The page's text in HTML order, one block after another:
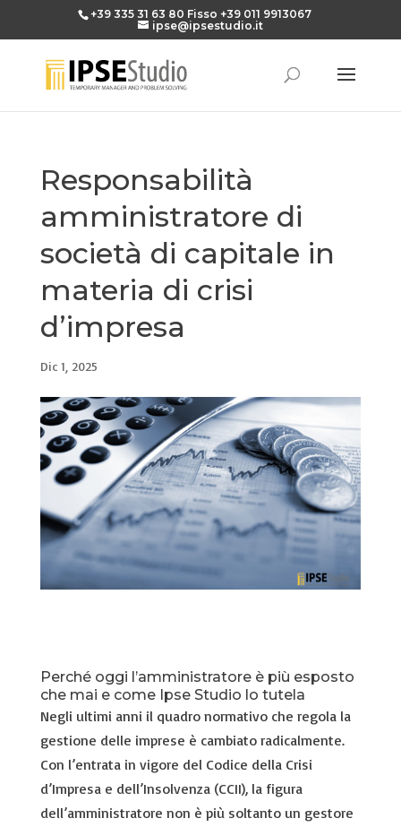
+39 335 31 63 80 Fisso +39 011 9913067
ipse@ipsestudio.it
Responsabilità
amministratore di
società di capitale in
materia di crisi
d’impresa
Dic 1, 2025
Perché oggi l’amministratore è più esposto
che mai e come Ipse Studio lo tutela
Negli ultimi anni il quadro normativo che regola la
gestione delle imprese è cambiato radicalmente.
Con l’entrata in vigore del Codice della Crisi
d’Impresa e dell’Insolvenza (CCII), la figura
dell’amministratore non è più soltanto un gestore